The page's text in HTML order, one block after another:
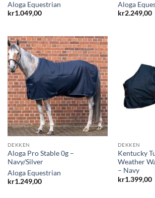
Aloga Equestrian
kr1.049,00
Aloga
kr2.249,00
DEKKEN
Aloga Pro Stable 0g –
Navy/Silver
Aloga Equestrian
kr1.249,00
DEKKEN
Kentucky
Weather
– Navy
kr1.399,00